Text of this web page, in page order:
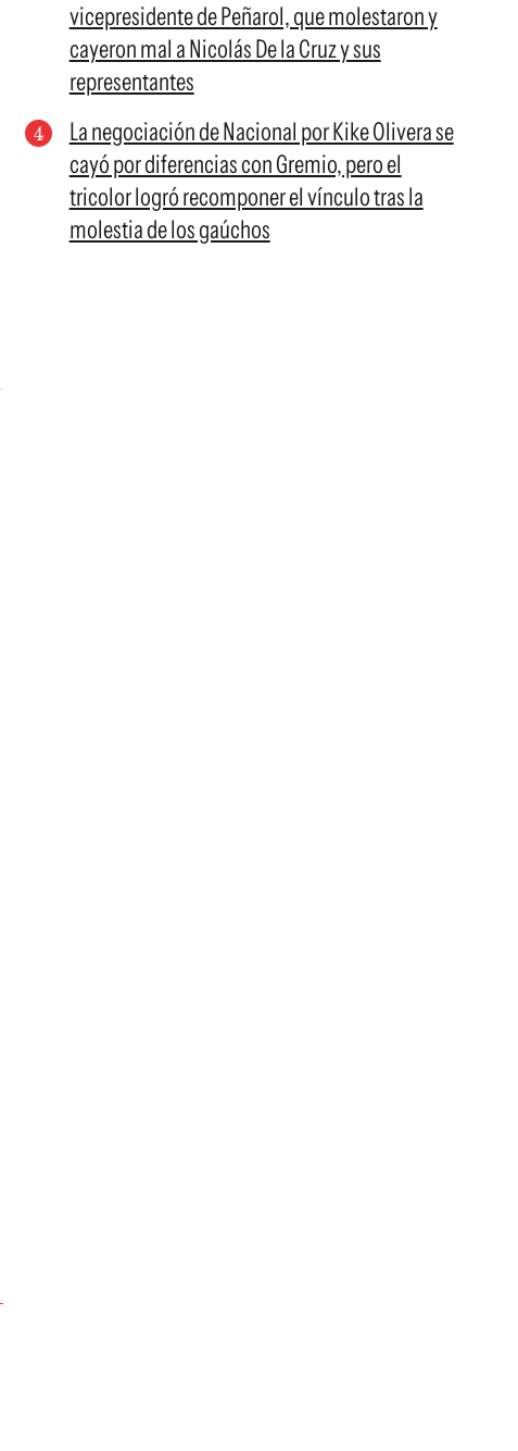
vicepresidente de Peñarol, que molestaron y
cayeron mal a Nicolás De la Cruz y sus
representantes
La negociación de Nacional por Kike Olivera se
cayó por diferencias con Gremio, pero el
tricolor logró recomponer el vínculo tras la
molestia de los gaúchos